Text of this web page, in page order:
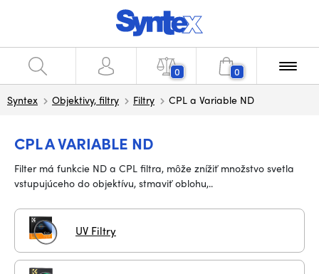
0 0
Syntex Objektivy, filtry Filtry CPL a Variable ND
CPL A VARIABLE ND
Filter má funkcie ND a CPL filtra, môže znížiť množstvo svetla
vstupujúceho do objektívu, stmaviť oblohu,..
UV Filtry